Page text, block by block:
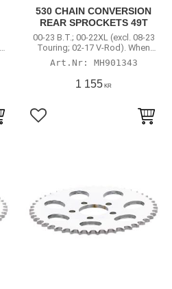
530 CHAIN CONVERSION
REAR SPROCKETS 49T
00-23 B.T.; 00-22XL (excl. 08-23
Touring; 02-17 V-Rod). When
converted to rear chain
MH901343
1 155 KR
Lägg till i favoriter